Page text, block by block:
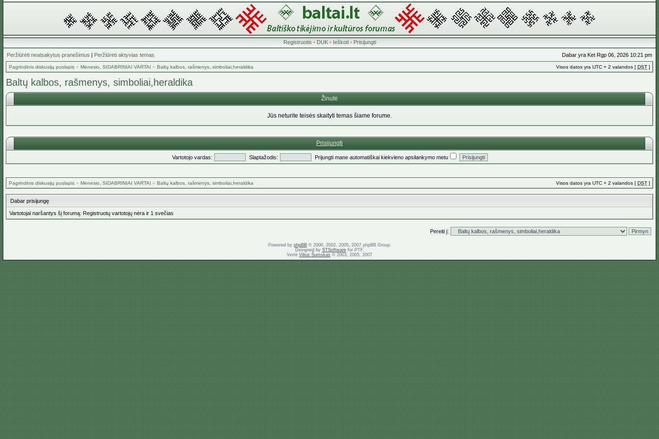
Registruotis • DUK• Ieškoti• Prisijungti
Peržiūrėti neatsakytus pranešimus | Peržiūrėti aktyvias temas Dabar yra Ket Rgp 06, 2026 10:21 pm
Pagrindinis diskusijų puslapis » Mėnesio, SIDABRINIAI VARTAI » Baltų kalbos, rašmenys, simboliai,heraldika Visos datos yra UTC + 2 valandos [ DST ]
Baltų kalbos, rašmenys, simboliai,heraldika
Žinutė
Jūs neturite teisės skaityti temas šiame forume.
Prisijungti
Vartotojo vardas: Slaptažodis: Prijungti mane automatiškai kiekvieno apsilankymo metu
Pagrindinis diskusijų puslapis » Mėnesio, SIDABRINIAI VARTAI » Baltų kalbos, rašmenys, simboliai,heraldika Visos datos yra UTC + 2 valandos [ DST ]
Dabar prisijungę
Vartotojai naršantys šį forumą: Registruotų vartotojų nėra ir 1 svečias
Pereiti į:
Powered by phpBB© 2000, 2002, 2005, 2007 phpBB Group.
Designed by STSoftwarefor PTF.
Vertė Vilius Šumskas © 2003, 2005, 2007